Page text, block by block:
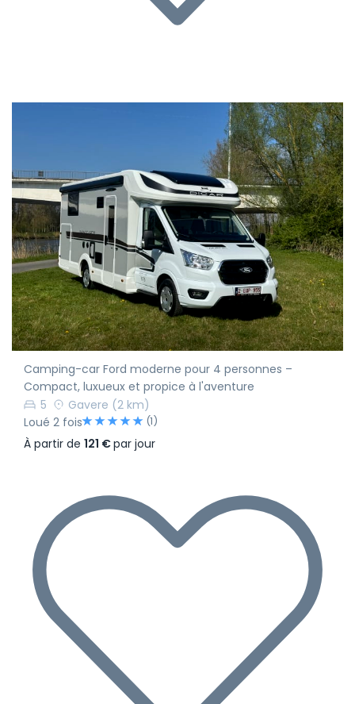
Camping-car Ford moderne pour 4 personnes –
Compact, luxueux et propice à l'aventure
5
Gavere (2 km)
Loué 2 fois
(1)
À partir de 121 €par jour